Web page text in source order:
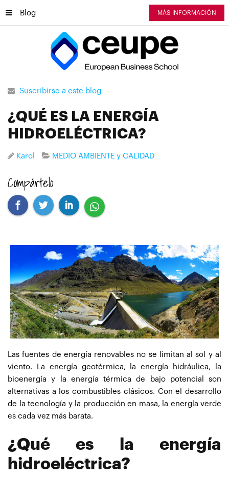
Blog MÁS INFORMACIÓN
Suscribirse a este blog
¿QUÉ ES LA ENERGÍA
HIDROELÉCTRICA?
Karol MEDIO AMBIENTE y CALIDAD
Compártelo
Las fuentes de energía renovables no se limitan al sol y al
viento. La energía geotérmica, la energía hidráulica, la
bioenergía y la energía térmica de bajo potencial son
alternativas a los combustibles clásicos. Con el desarrollo
de la tecnología y la producción en masa, la energía verde
es cada vez más barata.
¿Qué es la energía
hidroeléctrica?